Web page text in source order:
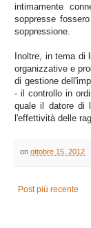
intimamente
soppresse
soppressione.
Inoltre, in tema di
organizzative e
di gestione
- il controllo in
quale il datore di
l'effettività delle
on ottobre 15, 2012
Post più recente